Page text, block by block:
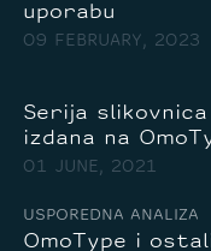
uporabu
09 FEBRUARY, 2023
Serija
izdana na
01 JUNE, 2021
USPOREDNA ANALIZA
OmoType i